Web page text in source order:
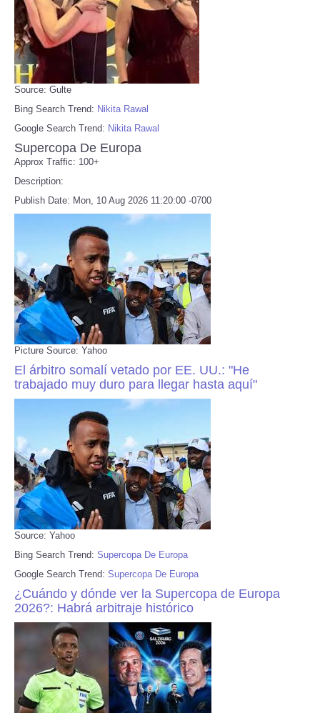
Source: Gulte
Bing Search Trend: Nikita Rawal
Google Search Trend: Nikita Rawal
Supercopa De Europa
Approx Traffic: 100+
Description:
Publish Date: Mon, 10 Aug 2026 11:20:00 -0700
Picture Source: Yahoo
El árbitro somalí vetado por EE. UU.: "He
trabajado muy duro para llegar hasta aquí"
Source: Yahoo
Bing Search Trend: Supercopa De Europa
Google Search Trend: Supercopa De Europa
¿Cuándo y dónde ver la Supercopa de Europa
2026?: Habrá arbitraje histórico